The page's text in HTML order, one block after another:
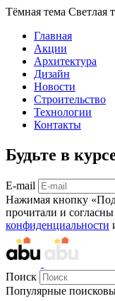
Тёмная тема Светлая
Главная
Акции
Архитектура
Дизайн
Новости
Строительство
Технологии
Контакты
Будьте в
E-mail
Нажимая кнопку
прочитали и
конфиденциальности
Поиск
Популярные